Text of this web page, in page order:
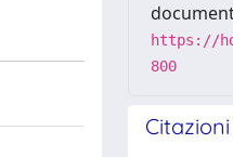
https://
800
Citazioni